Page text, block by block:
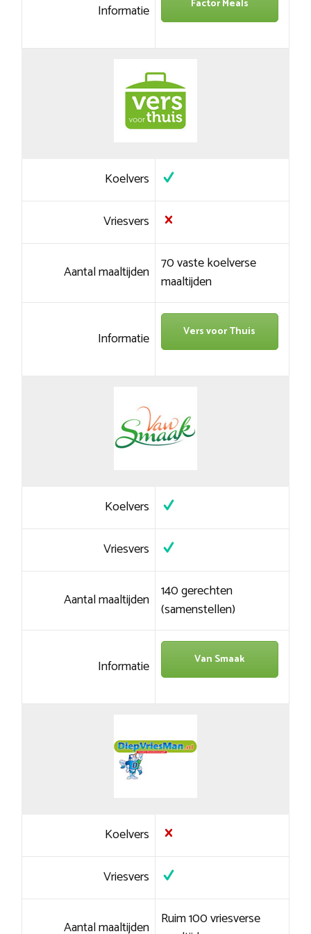
Informatie Factor Meals
Koelvers
Vriesvers
Aantal maaltijden 70 vaste koelverse
maaltijden
Informatie Vers voor Thuis
Koelvers
Vriesvers
Aantal maaltijden 140 gerechten
(samenstellen)
Informatie Van Smaak
Koelvers
Vriesvers
Aantal maaltijden Ruim 100 vriesverse